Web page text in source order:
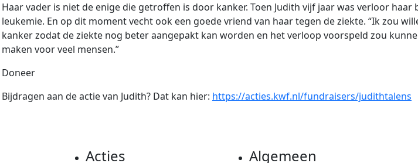
Haar vader is niet de enige die getroffen is door kanker. Toen Judith vijf jaar was verloor
leukemie. En op dit moment vecht ook een goede vriend van haar tegen de ziekte. “Ik zou
kanker zodat de ziekte nog beter aangepakt kan worden en het verloop voorspeld zou
maken voor veel mensen.”
Doneer
Bijdragen aan de actie van Judith? Dat kan hier: https://acties.kwf.nl/fundraisers/judithtalens
Acties Algemeen